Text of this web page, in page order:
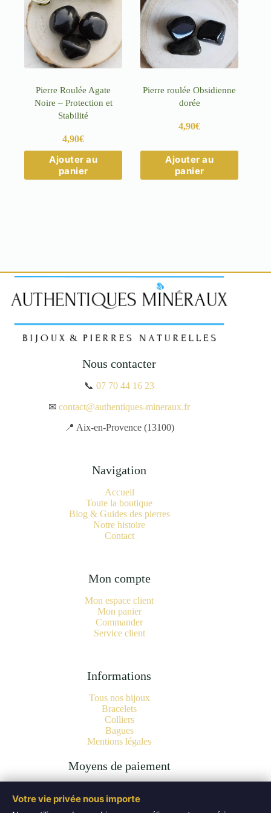
Pierre Roulée Agate
Noire – Protection et
Stabilité
4,90€
Ajouter au
panier
Pierre roulée Obsidienne
dorée
4,90€
Ajouter au
panier
Nous contacter
📞07 70 44 16 23
✉contact@authentiques-mineraux.fr
📍 Aix-en-Provence (13100)
Navigation
Accueil
Toute la boutique
Blog & Guides des pierres
Notre histoire
Contact
Mon compte
Mon espace client
Mon panier
Commander
Service client
Informations
Tous nos bijoux
Bracelets
Colliers
Bagues
Mentions légales
Moyens de paiement
Votre vie privée nous importe